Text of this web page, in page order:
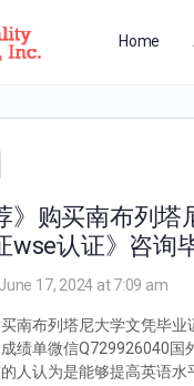
Home
》购买南布列
wse认证》咨询
17, 2024 at 7:09 am
买南布列塔尼大学文凭毕
绩单微信Q729926040
人认为是能够提高英语